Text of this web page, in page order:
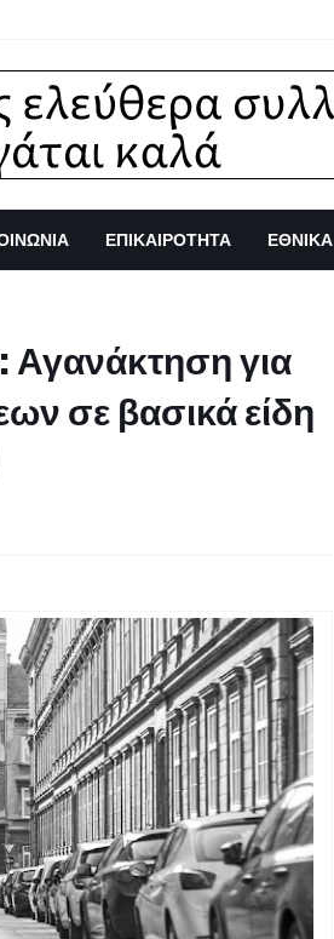
ΕΠΙΚΑΙΡΟΤΗΤΑ ΕΘΝΙΚΑ
Αγανάκτηση για
σε βασικά είδη